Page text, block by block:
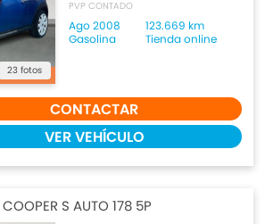
23 fotos
PVP CONTADO
Ago 2008
123.669 km
Gasolina
Tienda online
CONTACTAR
VER VEHÍCULO
S AUTO 178 5P